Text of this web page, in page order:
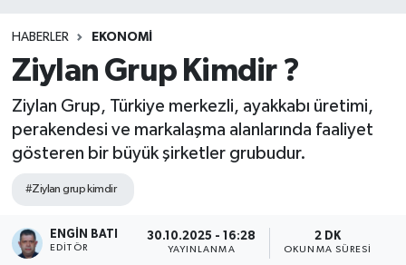
HABERLER EKONOMI
Ziylan Grup Kimdir ?
Ziylan Grup, Türkiye merkezli, ayakkabı üretimi,
perakendesi ve markalaşma alanlarında faaliyet
gösteren bir büyük şirketler grubudur.
#Ziylan grup kimdir
ENGIN BATI
EDITÖR
30.10.2025 - 16:28
YAYINLANMA
2 DK
OKUNMA SÜRESI